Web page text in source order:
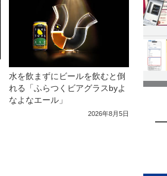
水を飲まずにビールを飲むと倒
れる「ふらつくビアグラスbyよ
なよなエール」
2026年8月5日